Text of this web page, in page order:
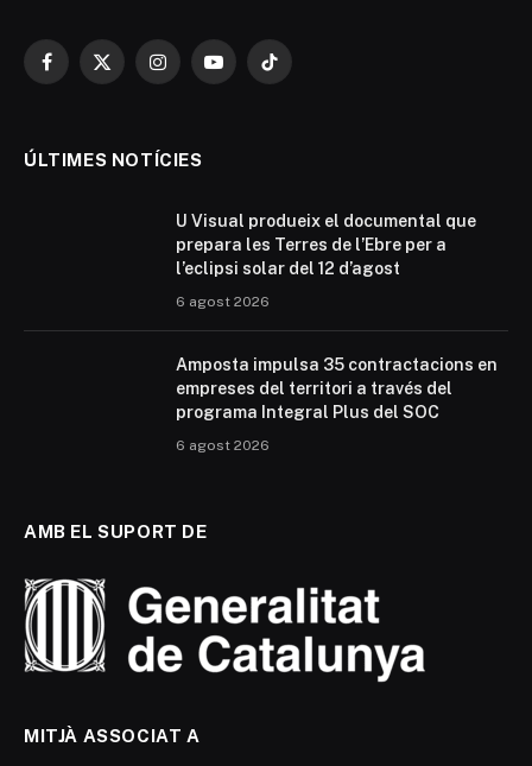
Facebook
X
InstagramYouTubeTikTok
ÚLTIMES NOTÍCIES
U Visual produeix el documental que
prepara les Terres de l’Ebre per a
l’eclipsi solar del 12 d’agost
6 agost 2026
Amposta impulsa 35 contractacions en
empreses del territori a través del
programa Integral Plus del SOC
6 agost 2026
AMB EL SUPORT DE
MITJÀ ASSOCIAT A